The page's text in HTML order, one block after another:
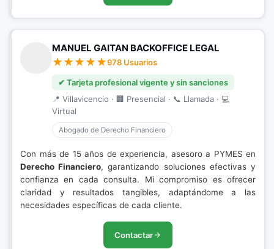
MANUEL GAITAN BACKOFFICE LEGAL
978 Usuarios
✔ Tarjeta profesional vigente y sin sanciones
📍 Villavicencio · 🏢 Presencial · 📞 Llamada · 💻
Virtual
Abogado de Derecho Financiero
Con más de 15 años de experiencia, asesoro a PYMES en
Derecho Financiero, garantizando soluciones efectivas y
confianza en cada consulta. Mi compromiso es ofrecer
claridad y resultados tangibles, adaptándome a las
necesidades específicas de cada cliente.
Contactar